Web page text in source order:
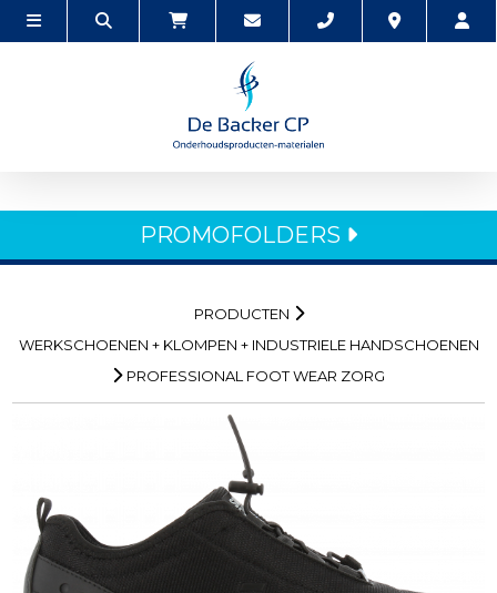
PROMOFOLDERS
PRODUCTEN
WERKSCHOENEN + KLOMPEN + INDUSTRIELE HANDSCHOENEN
PROFESSIONAL FOOT WEAR ZORG